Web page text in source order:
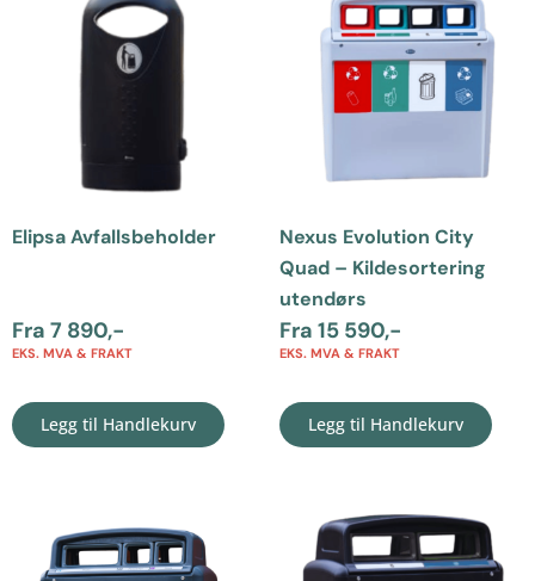
Elipsa Avfallsbeholder
Fra 7 890,-
EKS. MVA & FRAKT
Legg til Handlekurv
Nexus Evolution City
Quad – Kildesortering
utendørs
Fra 15 590,-
EKS. MVA & FRAKT
Legg til Handlekurv